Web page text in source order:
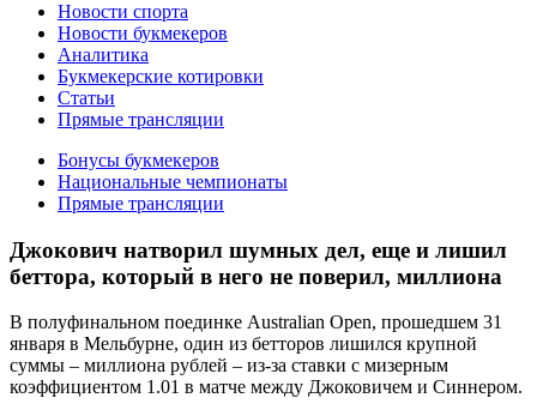
Новости спорта
Новости букмекеров
Аналитика
Букмекерские котировки
Статьи
Прямые трансляции
Бонусы букмекеров
Национальные чемпионаты
Прямые трансляции
Джокович натворил шумных дел, еще и лишил
беттора, который в него не поверил, миллиона
В полуфинальном поединке Australian Open, прошедшем 31
января в Мельбурне, один из бетторов лишился крупной
суммы – миллиона рублей – из-за ставки с мизерным
коэффициентом 1.01 в матче между Джоковичем и Синнером.